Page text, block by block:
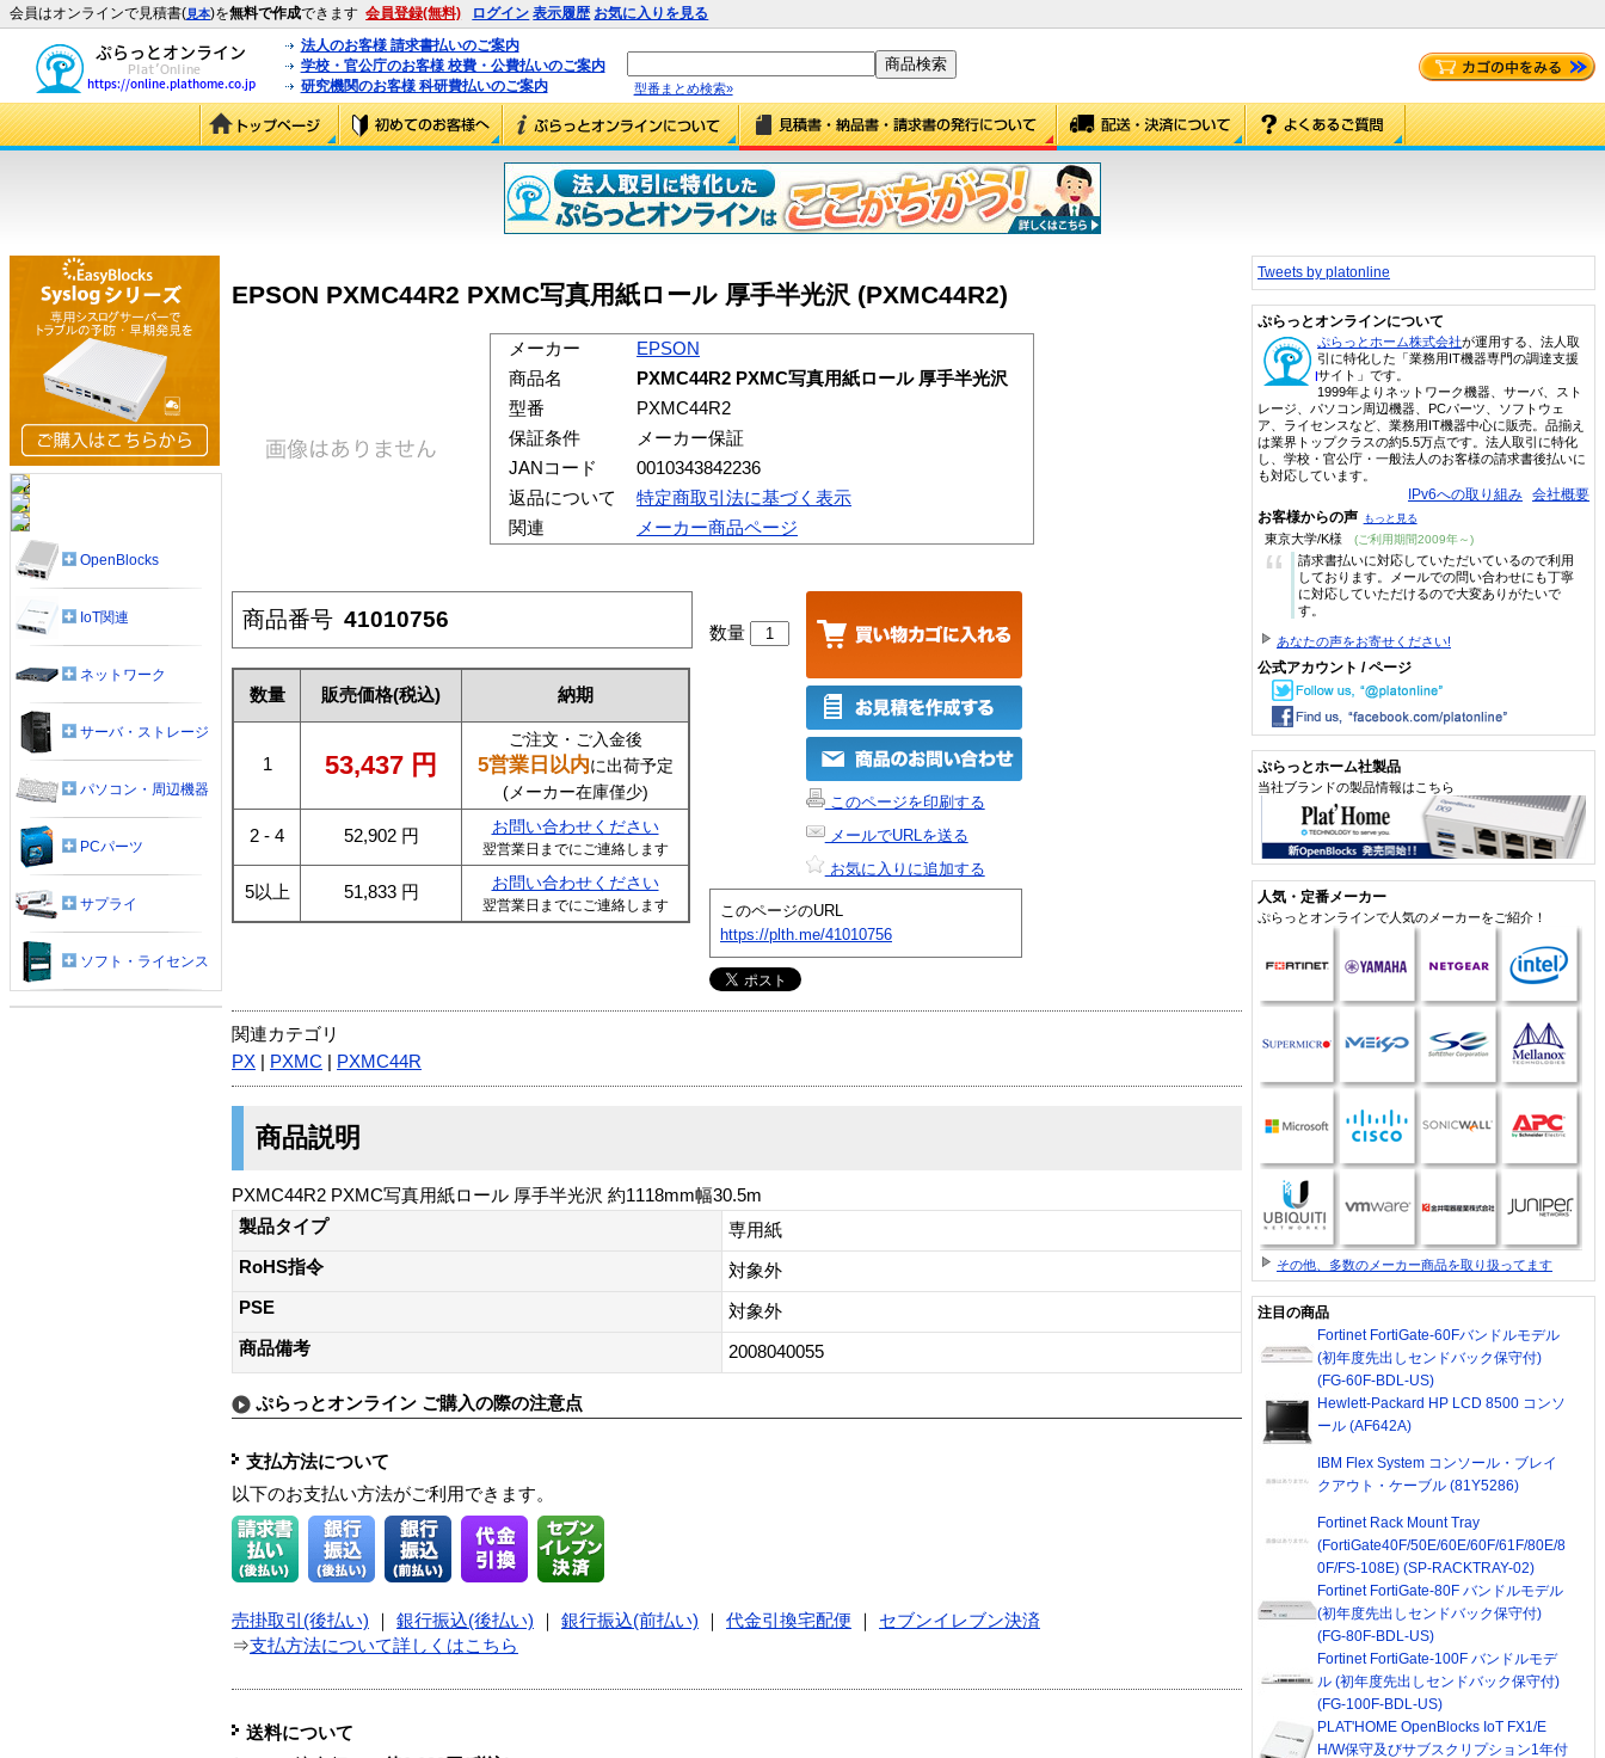
会員はオンラインで見積書(見本)を無料で作成できます 会員登録(無料) ログイン 表示履歴 お気に入りを見る
法人のお客様 請求書払いのご案内
学校・官公庁のお客様 校費・公費払いのご案内
研究機関のお客様 科研費払いのご案内
型番まとめ検索»
EPSON PXMC44R2 PXMC写真用紙ロール 厚手半光沢 (PXMC44R2)
メーカー
EPSON
商品名
PXMC44R2 PXMC写真用紙ロール 厚手半光沢
型番
PXMC44R2
保証条件
メーカー保証
JANコード
0010343842236
返品について
特定商取引法に基づく表示
関連
メーカー商品ページ
商品番号 41010756
数量 販売価格(税込) 納期
1 53,437 円
ご注文・ご入金後
5営業日以内に出荷予定
(メーカー在庫僅少)
2 - 4 52,902 円 お問い合わせください
翌営業日までにご連絡します
5以上 51,833 円 お問い合わせください
翌営業日までにご連絡します
数量
このページを印刷する
メールでURLを送る
お気に入りに追加する
このページのURL
https://plth.me/41010756
関連カテゴリ
PX
PXMC PXMC44R
商品説明
PXMC44R2 PXMC写真用紙ロール 厚手半光沢 約1118mm幅30.5m
製品タイプ
専用紙
RoHS指令
対象外
PSE
対象外
商品備考
2008040055
ぷらっとオンライン ご購入の際の注意点
支払方法について
以下のお支払い方法がご利用できます。
売掛取引(後払い) 銀行振込(後払い) 銀行振込(前払い) 代金引換宅配便
セブンイレブン決済
⇒支払方法について詳しくはこちら
送料について
OpenBlocks
IoT関連
ネットワーク
サーバ・ストレージ
パソコン・周辺機器
PCパーツ
サプライ
ソフト・ライセンス
Tweets by platonline
ぷらっとオンラインについて
ぷらっとホーム株式会社が運用する、法人取
引に特化した「業務用IT機器専門の調達支援
サイト」です。
1999年よりネットワーク機器、サーバ、スト
レージ、パソコン周辺機器、PCパーツ、ソフトウェ
ア、ライセンスなど、業務用IT機器中心に販売。品揃え
は業界トップクラスの約5.5万点です。法人取引に特化
し、学校・官公庁・一般法人のお客様の請求書後払いに
も対応しています。
IPv6への取り組み 会社概要
お客様からの声 もっと見る
東京大学/K様 (ご利用期間2009年～)
“
請求書払いに対応していただいているので利用
しております。メールでの問い合わせにも丁寧
に対応していただけるので大変ありがたいで
す。
あなたの声をお寄せください!
公式アカウント / ページ
ぷらっとホーム社製品
当社ブランドの製品情報はこちら
人気・定番メーカー
ぷらっとオンラインで人気のメーカーをご紹介！
その他、多数のメーカー商品を取り扱ってます
注目の商品
Fortinet FortiGate-60Fバンドルモデル
(初年度先出しセンドバック保守付)
(FG-60F-BDL-US)
Hewlett-Packard HP LCD 8500 コンソ
ール (AF642A)
IBM Flex System コンソール・ブレイ
クアウト・ケーブル (81Y5286)
Fortinet Rack Mount Tray
(FortiGate40F/50E/60E/60F/61F/80E/8
0F/FS-108E) (SP-RACKTRAY-02)
Fortinet FortiGate-80F バンドルモデル
(初年度先出しセンドバック保守付)
(FG-80F-BDL-US)
Fortinet FortiGate-100F バンドルモデ
ル (初年度先出しセンドバック保守付)
(FG-100F-BDL-US)
PLAT'HOME OpenBlocks IoT FX1/E
H/W保守及びサブスクリプション1年付